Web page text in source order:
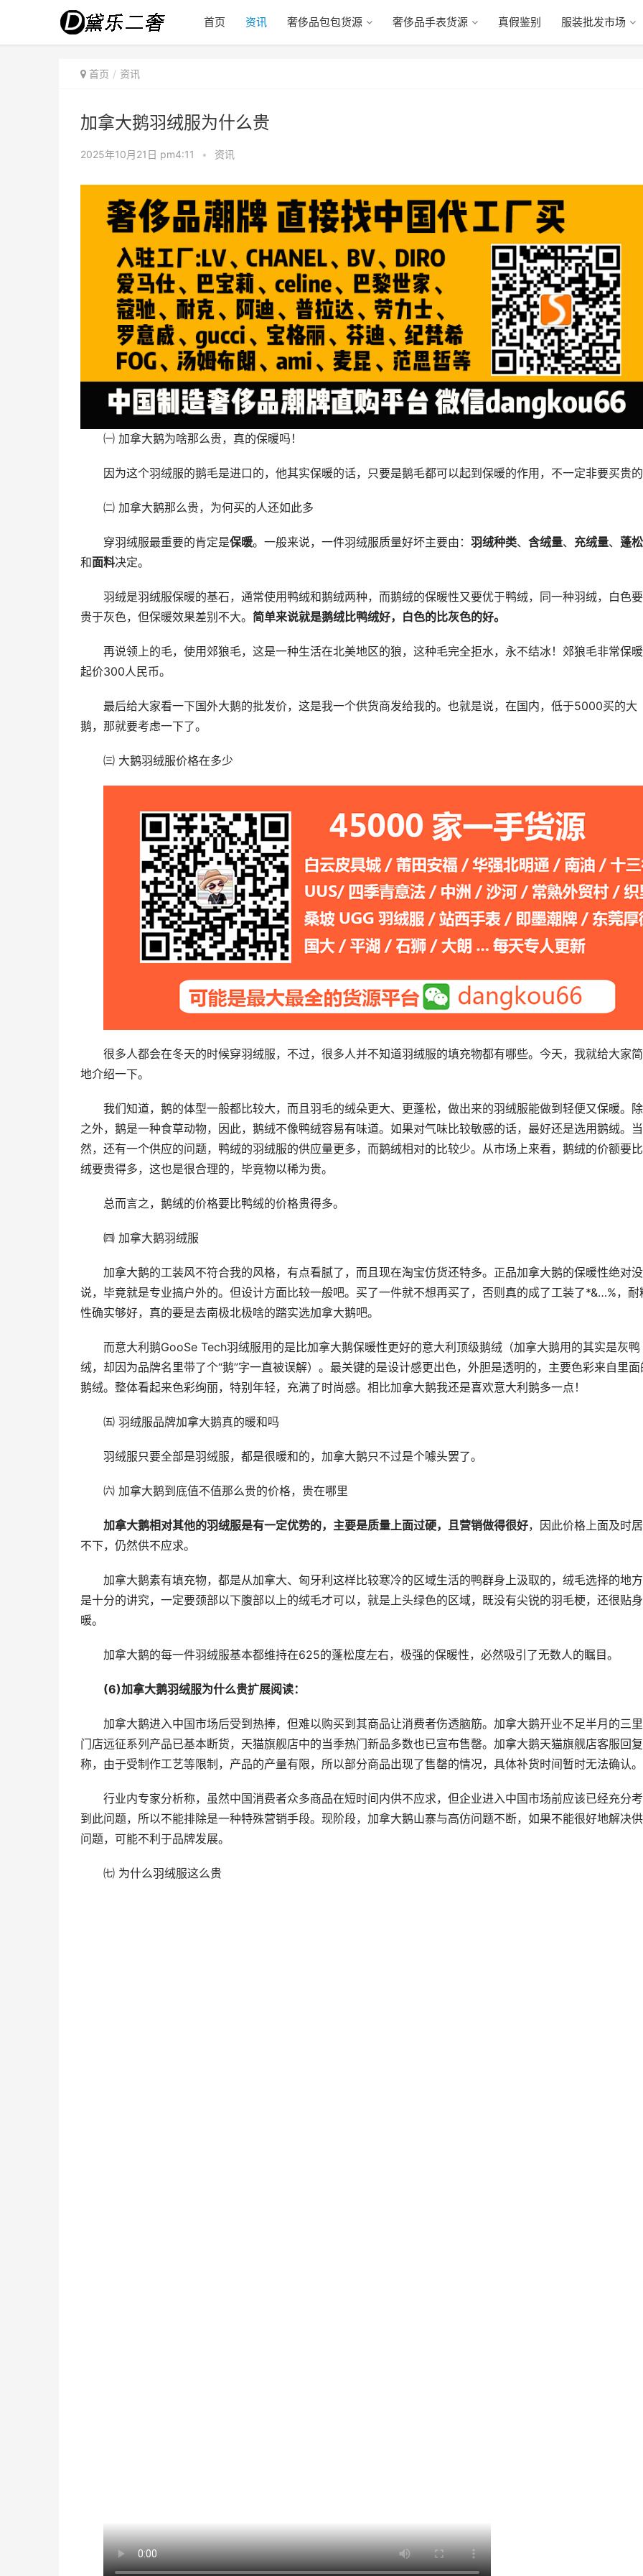
首页 资讯 奢侈品包包货源 奢侈品手表货源 真假鉴别 服装批发市场
首页 资讯
加拿大鹅羽绒服为什么贵
2025年10月21日 pm4:11 • 资讯
㈠ 加拿大鹅为啥那么贵，真的保暖吗！
因为这个羽绒服的鹅毛是进口的，他其实保暖的话，只要是鹅毛都可以起到保暖的作用，不一定非要买贵的
㈡ 加拿大鹅那么贵，为何买的人还如此多
穿羽绒服最重要的肯定是保暖。一般来说，一件羽绒服质量好坏主要由： 羽绒种类、 含绒量、 充绒量、 蓬
和面料决定。
羽绒是羽绒服保暖的基石，通常使用鸭绒和鹅绒两种，而鹅绒的保暖性又要优于鸭绒，同一种羽绒，白色
贵于灰色，但保暖效果差别不大。 简单来说就是鹅绒比鸭绒好，白色的比灰色的好。
再说领上的毛，使用郊狼毛，这是一种生活在北美地区的狼，这种毛完全拒水，永不结冰！郊狼毛非常保
起价300人民币。
最后给大家看一下国外大鹅的批发价，这是我一个供货商发给我的。也就是说，在国内，低于5000买的大
鹅，那就要考虑一下了。
㈢ 大鹅羽绒服价格在多少
很多人都会在冬天的时候穿羽绒服，不过，很多人并不知道羽绒服的填充物都有哪些。今天，我就给大家
地介绍一下。
我们知道，鹅的体型一般都比较大，而且羽毛的绒朵更大、更蓬松，做出来的羽绒服能做到轻便又保暖。
之外，鹅是一种食草动物，因此，鹅绒不像鸭绒容易有味道。如果对气味比较敏感的话，最好还是选用鹅绒。当
然，还有一个供应的问题，鸭绒的羽绒服的供应量更多，而鹅绒相对的比较少。从市场上来看，鹅绒的价额要
绒要贵得多，这也是很合理的，毕竟物以稀为贵。
总而言之，鹅绒的价格要比鸭绒的价格贵得多。
㈣ 加拿大鹅羽绒服
加拿大鹅的工装风不符合我的风格，有点看腻了，而且现在淘宝仿货还特多。正品加拿大鹅的保暖性绝对
说，毕竟就是专业搞户外的。但设计方面比较一般吧。买了一件就不想再买了，否则真的成了工装了*&…%，耐
性确实够好，真的要是去南极北极啥的踏实选加拿大鹅吧。
而意大利鹅GooSe Tech羽绒服用的是比加拿大鹅保暖性更好的意大利顶级鹅绒（加拿大鹅用的其实是灰鸭
绒，却因为品牌名里带了个“鹅”字一直被误解）。最关键的是设计感更出色，外胆是透明的，主要色彩来自里面
鹅绒。整体看起来色彩绚丽，特别年轻，充满了时尚感。相比加拿大鹅我还是喜欢意大利鹅多一点！
㈤ 羽绒服品牌加拿大鹅真的暖和吗
羽绒服只要全部是羽绒服，都是很暖和的，加拿大鹅只不过是个噱头罢了。
㈥ 加拿大鹅到底值不值那么贵的价格，贵在哪里
加拿大鹅相对其他的羽绒服是有一定优势的，主要是质量上面过硬，且营销做得很好，因此价格上面及时
不下，仍然供不应求。
加拿大鹅素有填充物，都是从加拿大、匈牙利这样比较寒冷的区域生活的鸭群身上汲取的，绒毛选择的地
是十分的讲究，一定要颈部以下腹部以上的绒毛才可以，就是上头绿色的区域，既没有尖锐的羽毛梗，还很贴
暖。
加拿大鹅的每一件羽绒服基本都维持在625的蓬松度左右，极强的保暖性，必然吸引了无数人的瞩目。
(6)加拿大鹅羽绒服为什么贵扩展阅读：
加拿大鹅进入中国市场后受到热捧，但难以购买到其商品让消费者伤透脑筋。加拿大鹅开业不足半月的三
门店远征系列产品已基本断货，天猫旗舰店中的当季热门新品多数也已宣布售罄。加拿大鹅天猫旗舰店客服回复
称，由于受制作工艺等限制，产品的产量有限，所以部分商品出现了售罄的情况，具体补货时间暂时无法确认。
行业内专家分析称，虽然中国消费者众多商品在短时间内供不应求，但企业进入中国市场前应该已经充分
到此问题，所以不能排除是一种特殊营销手段。现阶段，加拿大鹅山寨与高仿问题不断，如果不能很好地解决
问题，可能不利于品牌发展。
㈦ 为什么羽绒服这么贵